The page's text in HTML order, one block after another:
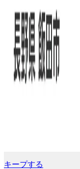
キープする